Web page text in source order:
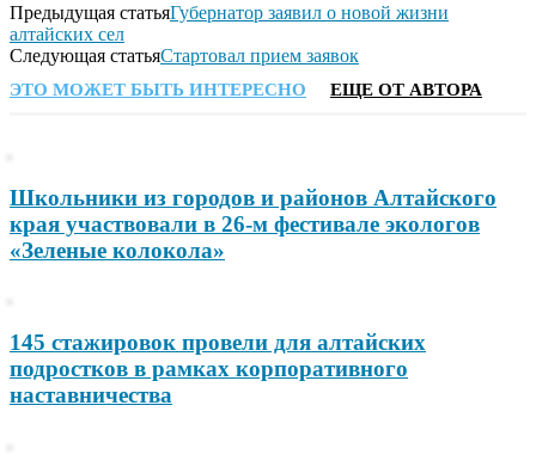
Предыдущая статьяГубернатор заявил о новой жизни
алтайских сел
Следующая статьяСтартовал прием заявок
ЭТО МОЖЕТ БЫТЬ ИНТЕРЕСНО ЕЩЕ ОТ АВТОРА
Школьники из городов и районов Алтайского
края участвовали в 26-м фестивале экологов
«Зеленые колокола»
145 стажировок провели для алтайских
подростков в рамках корпоративного
наставничества